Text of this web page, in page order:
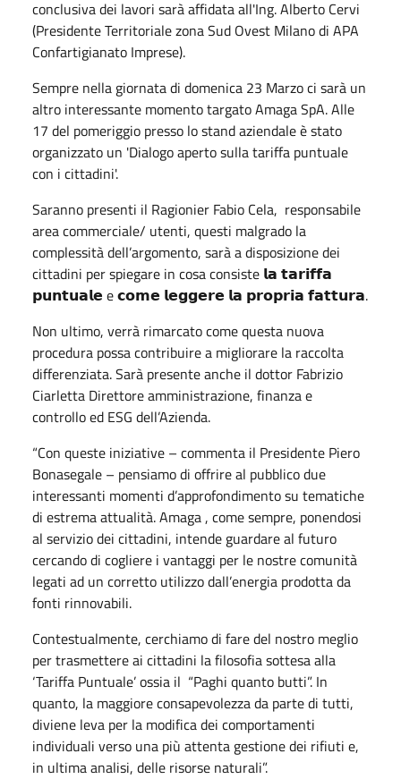
conclusiva dei lavori sarà affidata all'Ing. Alberto Cervi
(Presidente Territoriale zona Sud Ovest Milano di APA
Confartigianato Imprese).
Sempre nella giornata di domenica 23 Marzo ci sarà un
altro interessante momento targato Amaga SpA. Alle
17 del pomeriggio presso lo stand aziendale è stato
organizzato un 'Dialogo aperto sulla tariffa puntuale
con i cittadini'.
Saranno presenti il Ragionier Fabio Cela, responsabile
area commerciale/ utenti, questi malgrado la
complessità dell’argomento, sarà a disposizione dei
cittadini per spiegare in cosa consiste 𝗹𝗮 𝘁𝗮𝗿𝗶𝗳𝗳𝗮
𝗽𝘂𝗻𝘁𝘂𝗮𝗹𝗲 e 𝗰𝗼𝗺𝗲 𝗹𝗲𝗴𝗴𝗲𝗿𝗲 𝗹𝗮 𝗽𝗿𝗼𝗽𝗿𝗶𝗮 𝗳𝗮𝘁𝘁𝘂𝗿𝗮.
Non ultimo, verrà rimarcato come questa nuova
procedura possa contribuire a migliorare la raccolta
differenziata. Sarà presente anche il dottor Fabrizio
Ciarletta Direttore amministrazione, finanza e
controllo ed ESG dell’Azienda.
“Con queste iniziative – commenta il Presidente Piero
Bonasegale – pensiamo di offrire al pubblico due
interessanti momenti d’approfondimento su tematiche
di estrema attualità. Amaga , come sempre, ponendosi
al servizio dei cittadini, intende guardare al futuro
cercando di cogliere i vantaggi per le nostre comunità
legati ad un corretto utilizzo dall’energia prodotta da
fonti rinnovabili.
Contestualmente, cerchiamo di fare del nostro meglio
per trasmettere ai cittadini la filosofia sottesa alla
‘Tariffa Puntuale’ ossia il “Paghi quanto butti”. In
quanto, la maggiore consapevolezza da parte di tutti,
diviene leva per la modifica dei comportamenti
individuali verso una più attenta gestione dei rifiuti e,
in ultima analisi, delle risorse naturali”.